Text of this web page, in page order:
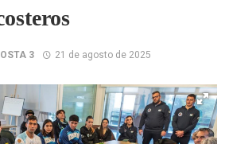
3 21 de agosto de 2025